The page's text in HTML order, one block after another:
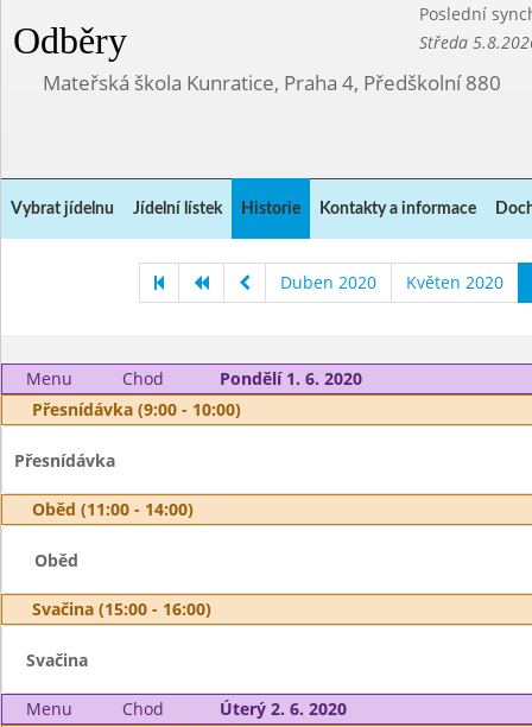
Odběry
Poslední
Středa
Mateřská škola Kunratice, Praha 4, Předškolní 880
Vybrat jídelnu Jídelní lístek Historie Kontakty a informace
Duben 2020 Květen 2020
Menu Chod
Pondělí 1. 6. 2020
Přesnídávka (9:00 - 10:00)
Přesnídávka
Oběd (11:00 - 14:00)
Oběd
Svačina (15:00 - 16:00)
Svačina
Menu Chod
Úterý 2. 6. 2020